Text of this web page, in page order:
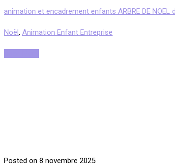
animation et encadrement enfants ARBRE DE NOEL
Noël, Animation Enfant Entreprise
Posted on 8 novembre 2025